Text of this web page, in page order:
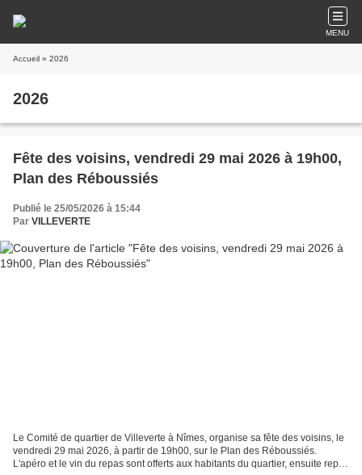
MENU
Accueil » 2026
2026
Fête des voisins, vendredi 29 mai 2026 à 19h00,
Plan des Réboussiés
Publié le 25/05/2026 à 15:44
Par VILLEVERTE
Le Comité de quartier de Villeverte à Nîmes, organise sa fête des voisins, le
vendredi 29 mai 2026, à partir de 19h00, sur le Plan des Réboussiés.
L'apéro et le vin du repas sont offerts aux habitants du quartier, ensuite repas